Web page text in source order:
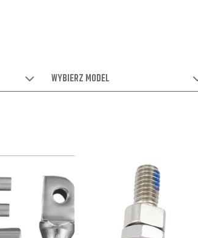
WYBIERZ MODEL